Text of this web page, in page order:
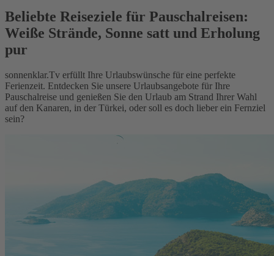
Beliebte Reiseziele für Pauschalreisen:
Weiße Strände, Sonne satt und Erholung
pur
sonnenklar.Tv erfüllt Ihre Urlaubswünsche für eine perfekte
Ferienzeit. Entdecken Sie unsere Urlaubsangebote für Ihre
Pauschalreise und genießen Sie den Urlaub am Strand Ihrer Wahl
auf den Kanaren, in der Türkei, oder soll es doch lieber ein Fernziel
sein?